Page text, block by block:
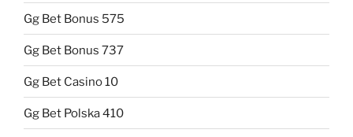
Gg Bet Bonus 575
Gg Bet Bonus 737
Gg Bet Casino 10
Gg Bet Polska 410